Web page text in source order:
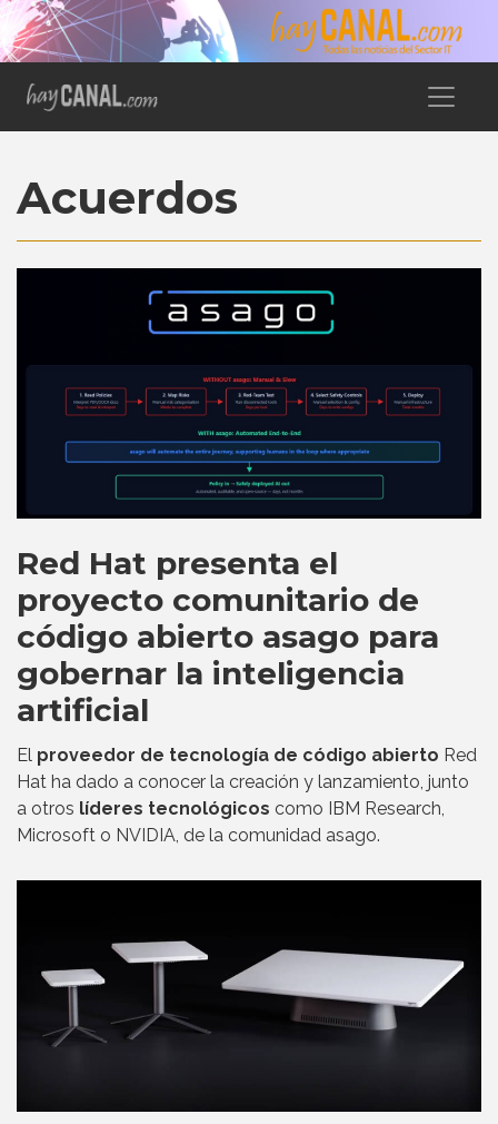
Acuerdos
Red Hat presenta el
proyecto comunitario de
código abierto asago para
gobernar la inteligencia
artificial
El proveedor de tecnología de código abierto Red
Hat ha dado a conocer la creación y lanzamiento, junto
a otros líderes tecnológicos como IBM Research,
Microsoft o NVIDIA, de la comunidad asago.